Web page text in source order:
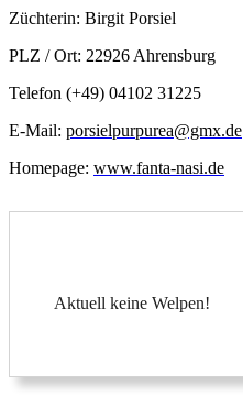
Züchterin: Birgit Porsiel
PLZ / Ort: 22926 Ahrensburg
Telefon (+49) 04102 31225
E-Mail: porsielpurpurea@gmx.de
Homepage: www.fanta-nasi.de
Aktuell keine Welpen!